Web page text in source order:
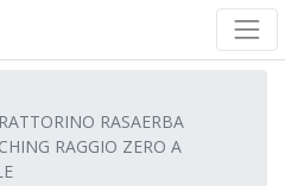
RASAERBA
RAGGIO ZERO A